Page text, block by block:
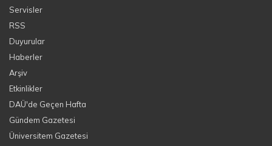
Servisler
RSS
Duyurular
Haberler
Arşiv
Etkinlikler
DAÜ'de Geçen Hafta
Gündem Gazetesi
Üniversitem Gazetesi